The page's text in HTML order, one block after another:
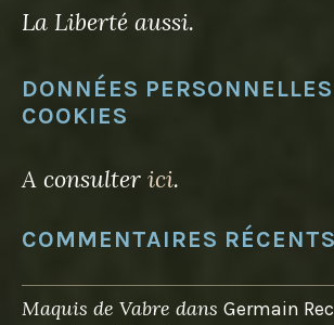
La Liberté aussi.
DONNÉES
COOKIES
A consulter ici.
COMMENTAIRES RÉCENTS
Maquis de Vabre dans Germain